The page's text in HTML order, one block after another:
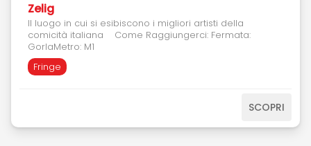
Zelig
Il luogo in cui si esibiscono i migliori artisti della
comicità italiana Come Raggiungerci: Fermata:
GorlaMetro: M1
Fringe
SCOPRI